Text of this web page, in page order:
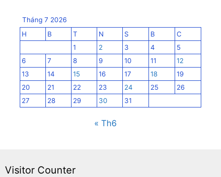
Tháng 7 2026
H
B T N S B
C
1
2 3 4
5
6
7 8 9 10 11
12
13
14 15 16 17 18
19
20
21 22 23 24 25
26
27
28 29 30 31
« Th6
Visitor Counter